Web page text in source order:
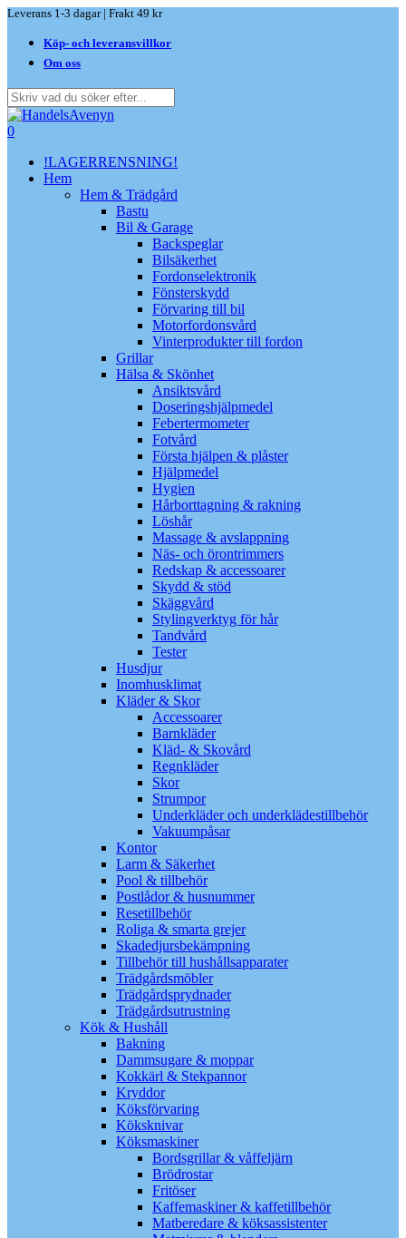
Skip
main
content
Leverans 1-3 dagar | Frakt 49 kr
Köp- och leveransvillkor
Om oss
Close
Search
search
0
!LAGERRENSNING!
Hem
Hem & Trädgård
Bastu
Bil & Garage
Backspeglar
Bilsäkerhet
Fordonselektronik
Fönsterskydd
Förvaring till bil
Motorfordonsvård
Vinterprodukter till fordon
Grillar
Hälsa & Skönhet
Ansiktsvård
Doseringshjälpmedel
Febertermometer
Fotvård
Första hjälpen & plåster
Hjälpmedel
Hygien
Hårborttagning & rakning
Löshår
Massage & avslappning
Näs- och örontrimmers
Redskap & accessoarer
Skydd & stöd
Skäggvård
Stylingverktyg för hår
Tandvård
Tester
Husdjur
Inomhusklimat
Kläder & Skor
Accessoarer
Barnkläder
Kläd- & Skovård
Regnkläder
Skor
Strumpor
Underkläder och underklädestillbehör
Vakuumpåsar
Kontor
Larm & Säkerhet
Pool & tillbehör
Postlådor & husnummer
Resetillbehör
Roliga & smarta grejer
Skadedjursbekämpning
Tillbehör till hushållsapparater
Trädgårdsmöbler
Trädgårdsprydnader
Trädgårdsutrustning
Kök & Hushåll
Bakning
Dammsugare & moppar
Kokkärl & Stekpannor
Kryddor
Köksförvaring
Köksknivar
Köksmaskiner
Bordsgrillar & våffeljärn
Brödrostar
Fritöser
Kaffemaskiner & kaffetillbehör
Matberedare & köksassistenter